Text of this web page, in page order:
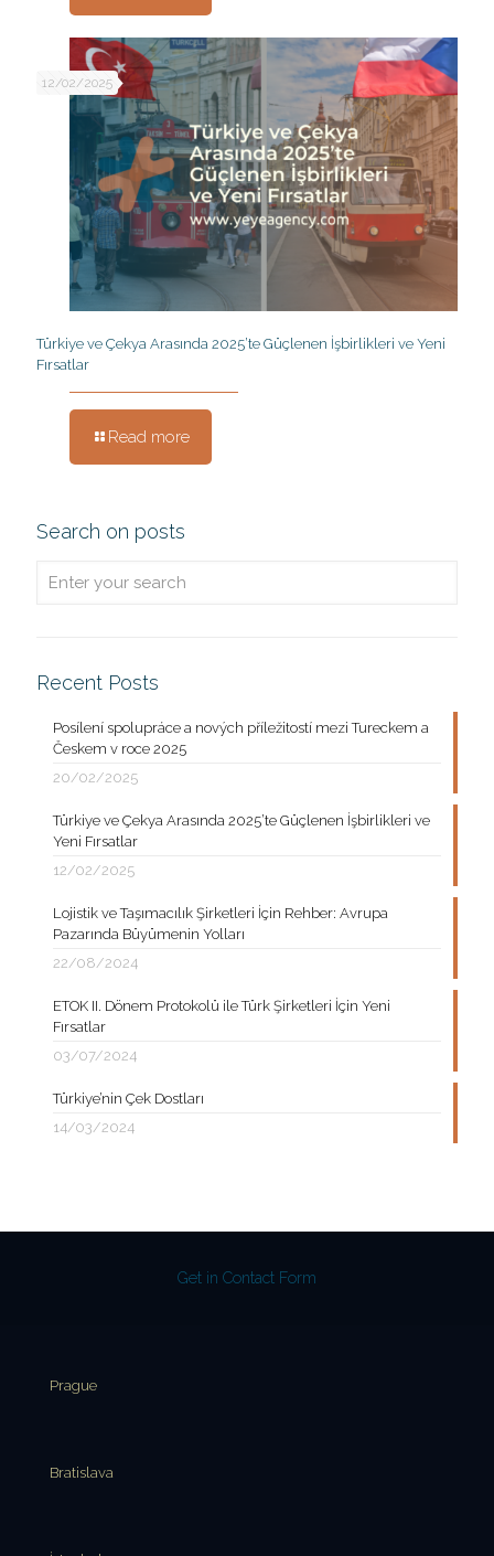
12/02/2025
Türkiye ve Çekya Arasında 2025’te Güçlenen İşbirlikleri ve Yeni
Fırsatlar
Read more
Search on posts
Recent Posts
Posílení spolupráce a nových příležitostí mezi Tureckem a
Českem v roce 2025
20/02/2025
Türkiye ve Çekya Arasında 2025’te Güçlenen İşbirlikleri ve
Yeni Fırsatlar
12/02/2025
Lojistik ve Taşımacılık Şirketleri İçin Rehber: Avrupa
Pazarında Büyümenin Yolları
22/08/2024
ETOK II. Dönem Protokolü ile Türk Şirketleri İçin Yeni
Fırsatlar
03/07/2024
Türkiye’nin Çek Dostları
14/03/2024
Get in Contact Form
Prague
Bratislava